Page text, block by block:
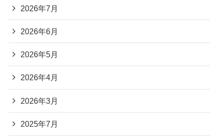
2026年7月
2026年6月
2026年5月
2026年4月
2026年3月
2025年7月